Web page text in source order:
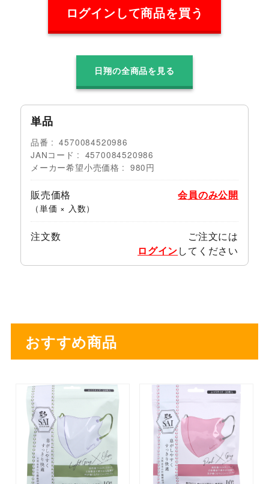
ログインして商品を買う
日翔の全商品を見る
単品
品番
4570084520986
JANコード
4570084520986
メーカー希望小売価格
980円
販売価格
（単価 × 入数）
会員のみ公開
注文数
ご注文には
ログインしてください
おすすめ商品